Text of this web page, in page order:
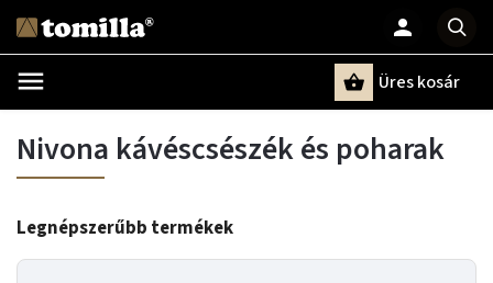
Üres kosár
Nivona kávéscsészék és poharak
Legnépszerűbb termékek